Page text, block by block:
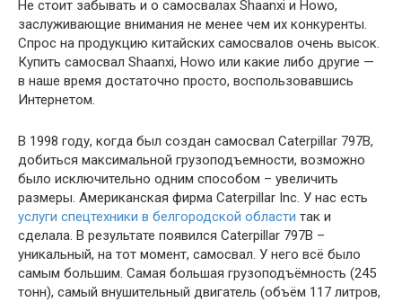
Не стоит забывать и о самосвалах Shaanxi и Howo,
заслуживающие внимания не менее чем их конкуренты.
Спрос на продукцию китайских самосвалов очень высок.
Купить самосвал Shaanxi, Howo или какие либо другие —
в наше время достаточно просто, воспользовавшись
Интернетом.
В 1998 году, когда был создан самосвал Caterpillar 797B,
добиться максимальной грузоподъемности, возможно
было исключительно одним способом – увеличить
размеры. Американская фирма Caterpillar Inc. У нас есть
услуги спецтехники в белгородской области так и
сделала. В результате появился Caterpillar 797B –
уникальный, на тот момент, самосвал. У него всё было
самым большим. Самая большая грузоподъёмность (245
тонн), самый внушительный двигатель (объём 117 литров,